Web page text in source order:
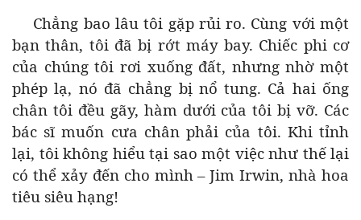
Chẳng bao lâu tôi gặp rủi ro. Cùng với một
bạn thân, tôi đã bị rớt máy bay. Chiếc phi cơ
của chúng tôi rơi xuống đất, nhưng nhờ một
phép lạ, nó đã chẳng bị nổ tung. Cả hai ống
chân tôi đều gãy, hàm dưới của tôi bị vỡ. Các
bác sĩ muốn cưa chân phải của tôi. Khi tỉnh
lại, tôi không hiểu tại sao một việc như thế lại
có thể xảy đến cho mình – Jim Irwin, nhà hoa
tiêu siêu hạng!